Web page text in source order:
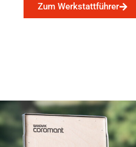
Zum Werkstattführer